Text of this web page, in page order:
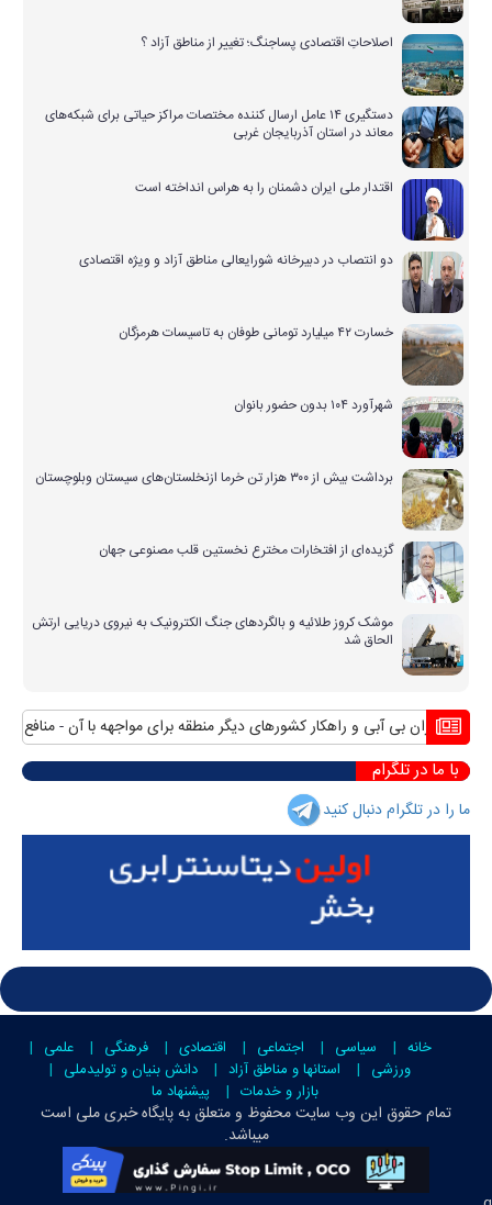
اصلاحاتِ اقتصادی پساجنگ؛ تغییر از مناطق آزاد ؟
دستگیری ۱۴ عامل ارسال کننده مختصات مراکز حیاتی برای شبکه‌های
معاند در استان آذربایجان غربی
اقتدار ملی ایران دشمنان را به هراس انداخته است
دو انتصاب در دبیرخانه شورایعالی مناطق آزاد و ویژه اقتصادی
خسارت ۴۲ میلیارد تومانی طوفان به تاسیسات هرمزگان
شهرآورد ۱۰۴ بدون حضور بانوان
برداشت بیش از ۳۰۰ هزار تن خرما ازنخلستان‌های سیستان وبلوچستان
گزیده‌ای از افتخارات مخترع نخستین قلب مصنوعی جهان
موشک کروز طلائیه و بالگردهای جنگ الکترونیک به نیروی دریایی ارتش
الحاق شد
بی آبی و راهکار کشورهای دیگر منطقه برای مواجهه با آن منافع پایدار
با ما در تلگرام
ما را در تلگرام دنبال کنید
خانه سیاسی اجتماعی اقتصادی فرهنگی
علمی
ورزشی
استانها و مناطق آزاد
دانش بنیان و تولیدملی
بازار و خدمات
پیشنهاد ما
تمام حقوق این وب سایت محفوظ و متعلق بهپایگاه خبری ملی است
میباشد.